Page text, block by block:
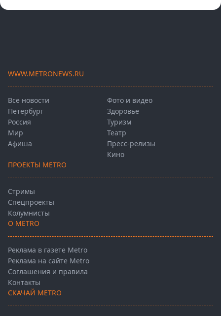
WWW.METRONEWS.RU
Все новости
Петербург
Россия
Мир
Афиша
Фото и видео
Здоровье
Туризм
Театр
Пресс-релизы
Кино
ПРОЕКТЫ METRO
Стримы
Спецпроекты
Колумнисты
О METRO
Реклама в газете Metro
Реклама на сайте Metro
Соглашения и правила
Контакты
СКАЧАЙ METRO